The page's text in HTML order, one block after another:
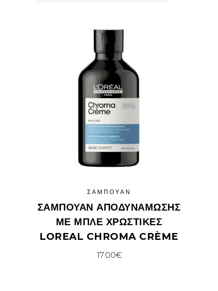
ΣΑΜΠΟΥΆΝ
ΣΑΜΠΟΥΆΝ ΑΠΟΔΥΝΆΜΩΣΗΣ
ΜΕ ΜΠΛΕ ΧΡΩΣΤΙΚΈΣ
LOREAL CHROMA CRÈME
17.00€